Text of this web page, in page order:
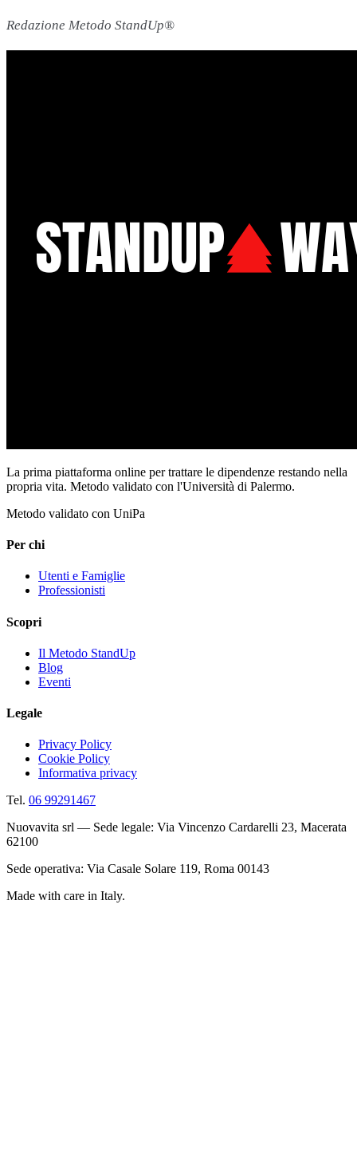
Redazione Metodo StandUp®
La prima piattaforma online per trattare le dipendenze restando nella
propria vita. Metodo validato con l'Università di Palermo.
Metodo validato con UniPa
Per chi
Utenti e Famiglie
Professionisti
Scopri
Il Metodo StandUp
Blog
Eventi
Legale
Privacy Policy
Cookie Policy
Informativa privacy
Tel. 06 99291467
Nuovavita srl — Sede legale: Via Vincenzo Cardarelli 23, Macerata
62100
Sede operativa: Via Casale Solare 119, Roma 00143
Made with care in Italy.